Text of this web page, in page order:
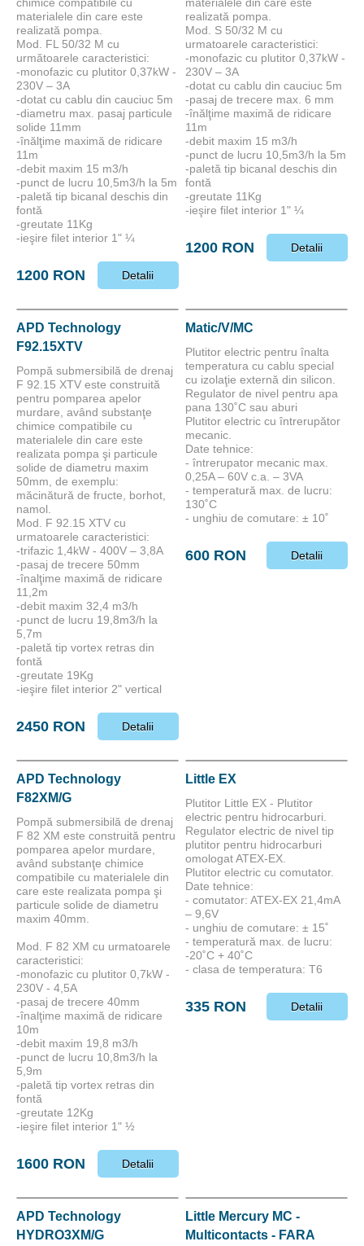
materialele din care este
realizată pompa.
Mod. FL 50/32 M cu
următoarele caracteristici:
-monofazic cu plutitor 0,37kW -
230V – 3A
-dotat cu cablu din cauciuc 5m
-diametru max. pasaj particule
solide 11mm
-înălţime maximă de ridicare
11m
-debit maxim 15 m3/h
-punct de lucru 10,5m3/h la 5m
-paletă tip bicanal deschis din
fontă
-greutate 11Kg
-ieşire filet interior 1" ¼
1200 RON Detalii
realizată pompa.
Mod. S 50/32 M cu
urmatoarele caracteristici:
-monofazic cu plutitor 0,37kW -
230V – 3A
-dotat cu cablu din cauciuc 5m
-pasaj de trecere max. 6 mm
-înălţime maximă de ridicare
11m
-debit maxim 15 m3/h
-punct de lucru 10,5m3/h la 5m
-paletă tip bicanal deschis din
fontă
-greutate 11Kg
-ieşire filet interior 1" ¼
1200 RON Detalii
APD Technology
F92.15XTV
Pompă submersibilă de drenaj
F 92.15 XTV este construită
pentru pomparea apelor
murdare, având substanţe
chimice compatibile cu
materialele din care este
realizata pompa şi particule
solide de diametru maxim
50mm, de exemplu:
măcinătură de fructe, borhot,
namol.
Mod. F 92.15 XTV cu
urmatoarele caracteristici:
-trifazic 1,4kW - 400V – 3,8A
-pasaj de trecere 50mm
-înalţime maximă de ridicare
11,2m
-debit maxim 32,4 m3/h
-punct de lucru 19,8m3/h la
5,7m
-paletă tip vortex retras din
fontă
-greutate 19Kg
-ieşire filet interior 2" vertical
2450 RON Detalii
Matic/V/MC
Plutitor electric pentru înalta
temperatura cu cablu special
cu izolaţie externă din silicon.
Regulator de nivel pentru apa
pana 130˚C sau aburi
Plutitor electric cu întrerupător
mecanic.
Date tehnice:
- întrerupator mecanic max.
0,25A – 60V c.a. – 3VA
- temperatură max. de lucru:
130˚C
- unghiu de comutare: ± 10˚
600 RON Detalii
APD Technology
F82XM/G
Pompă submersibilă de drenaj
F 82 XM este construită pentru
pomparea apelor murdare,
având substanţe chimice
compatibile cu materialele din
care este realizata pompa şi
particule solide de diametru
maxim 40mm.
Mod. F 82 XM cu urmatoarele
caracteristici:
-monofazic cu plutitor 0,7kW -
230V - 4,5A
-pasaj de trecere 40mm
-înalţime maximă de ridicare
10m
-debit maxim 19,8 m3/h
-punct de lucru 10,8m3/h la
5,9m
-paletă tip vortex retras din
fontă
-greutate 12Kg
-ieşire filet interior 1" ½
1600 RON Detalii
Little EX
Plutitor Little EX - Plutitor
electric pentru hidrocarburi.
Regulator electric de nivel tip
plutitor pentru hidrocarburi
omologat ATEX-EX.
Plutitor electric cu comutator.
Date tehnice:
- comutator: ATEX-EX 21,4mA
– 9,6V
- unghiu de comutare: ± 15˚
- temperatură max. de lucru:
-20˚C + 40˚C
- clasa de temperatura: T6
335 RON Detalii
APD Technology
HYDRO3XM/G
Little Mercury MC -
Multicontacts - FARA